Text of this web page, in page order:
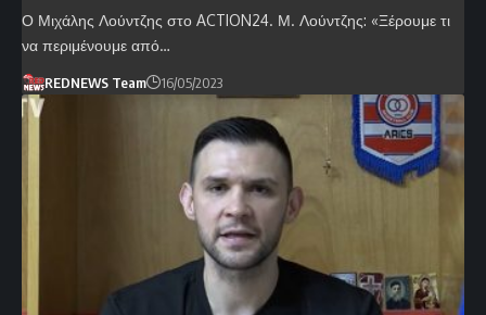
Ο Μιχάλης Λούντζης στο ACTION24. Μ. Λούντζης: «Ξέρουμε τι
να περιμένουμε από…
REDNEWS Team 16/05/2023